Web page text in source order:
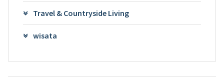
Travel & Countryside Living
wisata